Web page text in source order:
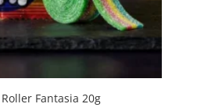
Fantasia 20g